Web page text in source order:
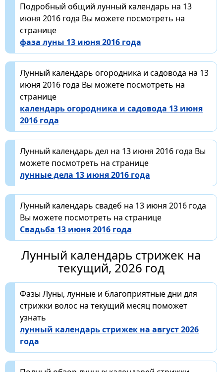
Подробный общий лунный календарь на 13
июня 2016 года Вы можете посмотреть на
странице
фаза луны 13 июня 2016 года
Лунный календарь огородника и садовода на 13
июня 2016 года Вы можете посмотреть на
странице
календарь огородника и садовода 13 июня
2016 года
Лунный календарь дел на 13 июня 2016 года Вы
можете посмотреть на странице
лунные дела 13 июня 2016 года
Лунный календарь свадеб на 13 июня 2016 года
Вы можете посмотреть на странице
Свадьба 13 июня 2016 года
Лунный календарь стрижек на
текущий, 2026 год
Фазы Луны, лунные и благоприятные дни для
стрижки волос на текущий месяц поможет
узнать
лунный календарь стрижек на август 2026
года